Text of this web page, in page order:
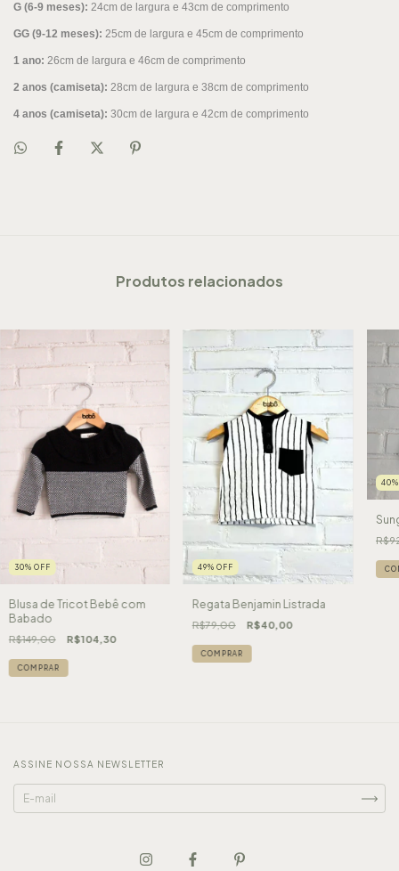
G (6-9 meses): 24cm de largura e 43cm de comprimento
GG (9-12 meses): 25cm de largura e 45cm de comprimento
1 ano: 26cm de largura e 46cm de comprimento
2 anos (camiseta): 28cm de largura e 38cm de comprimento
4 anos (camiseta): 30cm de largura e 42cm de comprimento
Produtos relacionados
30% OFF
Blusa de Tricot Bebê com
Babado
R$149,00 R$104,30
COMPRAR
49% OFF
Regata Benjamin Listrada
R$79,00 R$40,00
COMPRAR
40
ASSINE NOSSA NEWSLETTER